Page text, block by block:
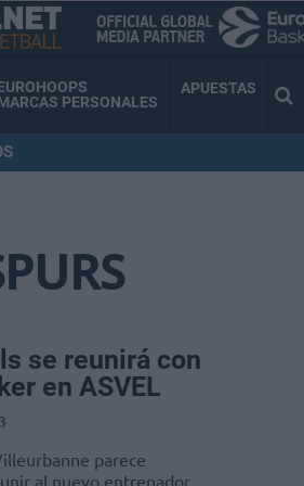
PERSONALES
APUESTAS
se reunirá con
en ASVEL
parece
al nuevo entrenador